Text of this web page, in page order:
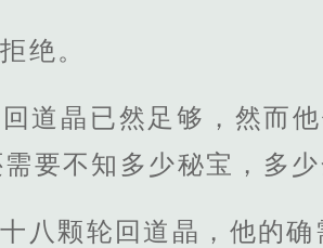
绝。
道晶已然足够，然而
要不知多少秘宝，多
八颗轮回道晶，他的确